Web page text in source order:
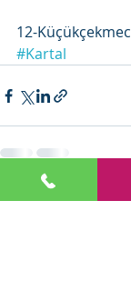
12-
#Kartal
Recent Posts